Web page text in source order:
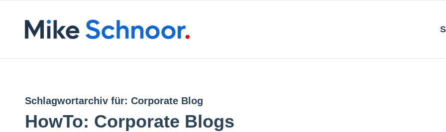
Schlagwortarchiv für: Corporate Blog
HowTo: Corporate Blogs